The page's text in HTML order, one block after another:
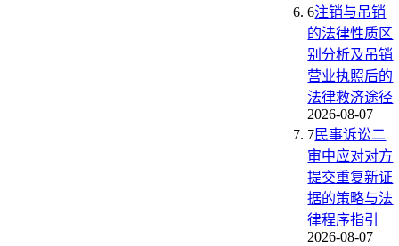
6注销与吊销
的法律性质区
别分析及吊销
营业执照后的
法律救济途径
2026-08-07
7民事诉讼二
审中应对对方
提交重复新证
据的策略与法
律程序指引
2026-08-07